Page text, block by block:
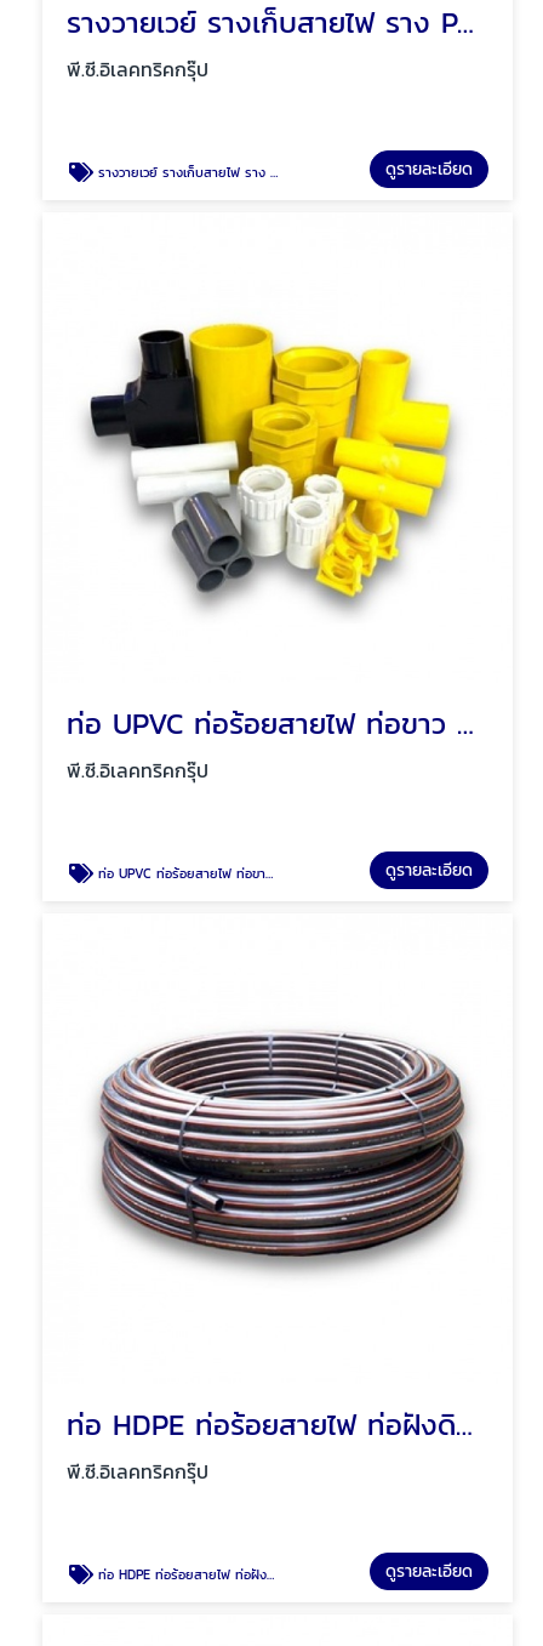
รางวายเวย์ รางเก็บสายไฟ ราง PVC พัทยา ชลบุรี
พี.ซี.อิเลคทริคกรุ๊ป
รางวายเวย์ รางเก็บสายไฟ ราง PVC พัทยา ชลบุรี ดูรายละเอียด
ท่อ UPVC ท่อร้อยสายไฟ ท่อขาว ท่อเหลือง พัทยา ชลบุรี
พี.ซี.อิเลคทริคกรุ๊ป
ท่อ UPVC ท่อร้อยสายไฟ ท่อขาว ท่อเหลือง พัทยา ชลบุรี ดูรายละเอียด
ท่อ HDPE ท่อร้อยสายไฟ ท่อฝังดิน พัทยา ชลบุรี
พี.ซี.อิเลคทริคกรุ๊ป
ท่อ HDPE ท่อร้อยสายไฟ ท่อฝังดิน พัทยา ชลบุรี ดูรายละเอียด